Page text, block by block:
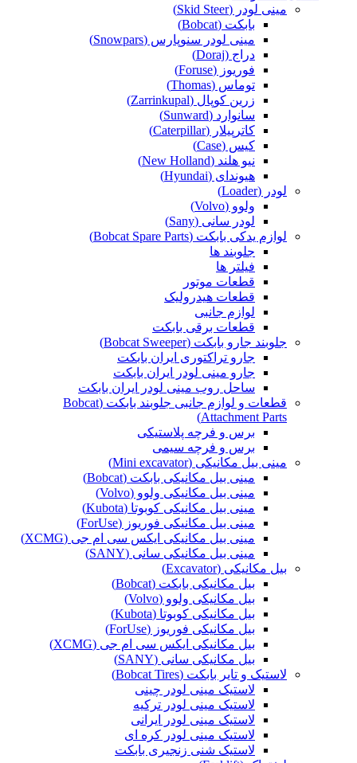
مینی لودر (Skid Steer)
بابکت (Bobcat)
مینی لودر سنوپارس (Snowpars)
دراج (Doraj)
فوریوز (Foruse)
توماس (Thomas)
زرین کوپال (Zarrinkupal)
سانوارد (Sunward)
کاترپیلار (Caterpillar)
کیس (Case)
نیو هلند (New Holland)
هیوندای (Hyundai)
لودر (Loader)
ولوو (Volvo)
لودر سانی (Sany)
لوازم یدکی بابکت (Bobcat Spare Parts)
جلوبند ها
فیلتر ها
قطعات موتور
قطعات هیدرولیک
لوازم جانبی
قطعات برقی بابکت
جلوبند جارو بابکت (Bobcat Sweeper)
جارو تراکتوری ایران بابکت
جارو مینی لودر ایران بابکت
ساحل روب مینی لودر ایران بابکت
قطعات و لوازم جانبی جلوبند بابکت (Bobcat
Attachment Parts)
برس و فرچه پلاستیکی
برس و فرچه سیمی
مینی بیل مکانیکی (Mini excavator)
مینی بیل مکانیکی بابکت (Bobcat)
مینی بیل مکانیکی ولوو (Volvo)
مینی بیل مکانیکی کوبوتا (Kubota)
مینی بیل مکانیکی فوریوز (ForUse)
مینی بیل مکانیکی ایکس سی ام جی (XCMG)
مینی بیل مکانیکی سانی (SANY)
بیل مکانیکی (Excavator)
بیل مکانیکی بابکت (Bobcat)
بیل مکانیکی ولوو (Volvo)
بیل مکانیکی کوبوتا (Kubota)
بیل مکانیکی فوریوز (ForUse)
بیل مکانیکی ایکس سی ام جی (XCMG)
بیل مکانیکی سانی (SANY)
لاستیک و تایر بابکت (Bobcat Tires)
لاستیک مینی لودر چینی
لاستیک مینی لودر ترکیه
لاستیک مینی لودر ایرانی
لاستیک مینی لودر کره ای
لاستیک شنی زنجیری بابکت